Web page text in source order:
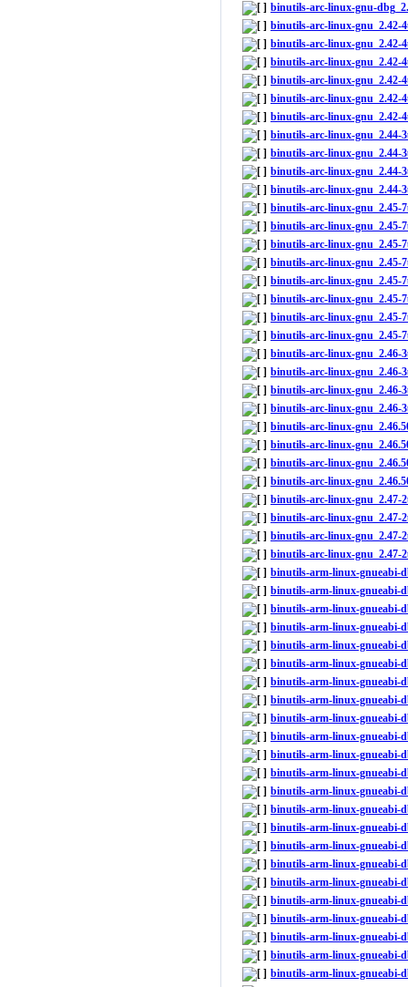
binutils-arc-linux-gnu-
binutils-arc-linux-gnu_2.42-
binutils-arc-linux-gnu_2.42-
binutils-arc-linux-gnu_2.42-
binutils-arc-linux-gnu_2.42-
binutils-arc-linux-gnu_2.42-
binutils-arc-linux-gnu_2.42-
binutils-arc-linux-gnu_2.44-
binutils-arc-linux-gnu_2.44-
binutils-arc-linux-gnu_2.44-
binutils-arc-linux-gnu_2.44-
binutils-arc-linux-gnu_2.45-
binutils-arc-linux-gnu_2.45-
binutils-arc-linux-gnu_2.45-
binutils-arc-linux-gnu_2.45-
binutils-arc-linux-gnu_2.45-
binutils-arc-linux-gnu_2.45-
binutils-arc-linux-gnu_2.45-
binutils-arc-linux-gnu_2.45-
binutils-arc-linux-gnu_2.46-
binutils-arc-linux-gnu_2.46-
binutils-arc-linux-gnu_2.46-
binutils-arc-linux-gnu_2.46-
binutils-arc-linux-
binutils-arc-linux-
binutils-arc-linux-
binutils-arc-linux-
binutils-arc-linux-gnu_2.47-
binutils-arc-linux-gnu_2.47-
binutils-arc-linux-gnu_2.47-
binutils-arc-linux-gnu_2.47-
binutils-arm-linux-gnueabi-
binutils-arm-linux-gnueabi-
binutils-arm-linux-gnueabi-
binutils-arm-linux-gnueabi-
binutils-arm-linux-gnueabi-
binutils-arm-linux-gnueabi-
binutils-arm-linux-gnueabi-
binutils-arm-linux-gnueabi-
binutils-arm-linux-gnueabi-
binutils-arm-linux-gnueabi-
binutils-arm-linux-gnueabi-
binutils-arm-linux-gnueabi-
binutils-arm-linux-gnueabi-
binutils-arm-linux-gnueabi-
binutils-arm-linux-gnueabi-
binutils-arm-linux-gnueabi-
binutils-arm-linux-gnueabi-
binutils-arm-linux-gnueabi-
binutils-arm-linux-gnueabi-
binutils-arm-linux-gnueabi-
binutils-arm-linux-gnueabi-
binutils-arm-linux-gnueabi-
binutils-arm-linux-gnueabi-